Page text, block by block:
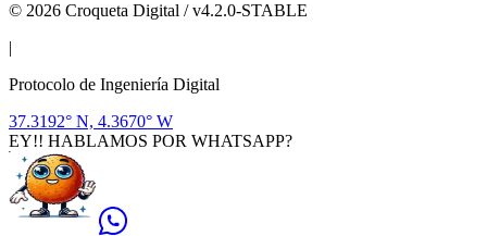
© 2026 Croqueta Digital / v4.2.0-STABLE
|
Protocolo de Ingeniería Digital
37.3192° N, 4.3670° W
EY!! HABLAMOS POR WHATSAPP?